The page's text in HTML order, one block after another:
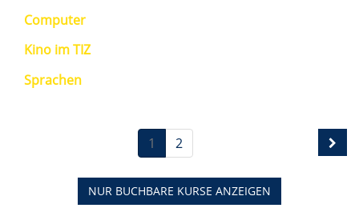
Computer
Kino im TIZ
Sprachen
1 2
NUR BUCHBARE KURSE ANZEIGEN